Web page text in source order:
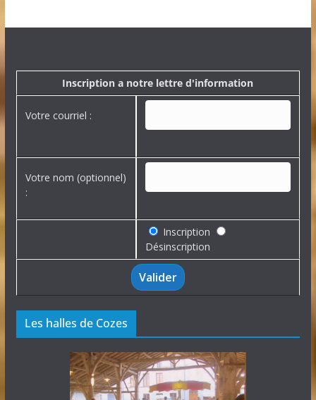
s
Inscription a notre lettre d'information
Votre courriel :
Votre nom (optionnel)
:
Inscription
Désinscription
Les halles de Cozes